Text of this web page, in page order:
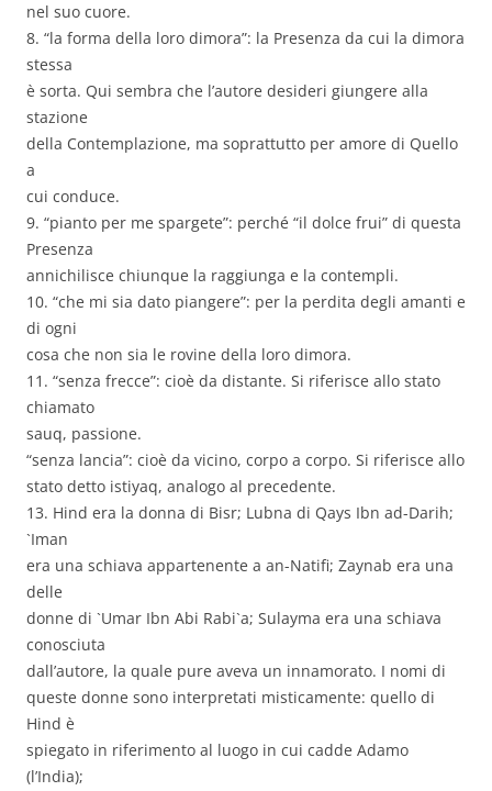
nel suo cuore.
8. “la forma della loro dimora”: la Presenza da cui la dimora
stessa
è sorta. Qui sembra che l’autore desideri giungere alla
stazione
della Contemplazione, ma soprattutto per amore di Quello
a
cui conduce.
9. “pianto per me spargete”: perché “il dolce frui” di questa
Presenza
annichilisce chiunque la raggiunga e la contempli.
10. “che mi sia dato piangere”: per la perdita degli amanti e
di ogni
cosa che non sia le rovine della loro dimora.
11. “senza frecce”: cioè da distante. Si riferisce allo stato
chiamato
sauq, passione.
“senza lancia”: cioè da vicino, corpo a corpo. Si riferisce allo
stato detto istiyaq, analogo al precedente.
13. Hind era la donna di Bisr; Lubna di Qays Ibn ad-Darih;
`Iman
era una schiava appartenente a an-Natifi; Zaynab era una
delle
donne di `Umar Ibn Abi Rabi`a; Sulayma era una schiava
conosciuta
dall’autore, la quale pure aveva un innamorato. I nomi di
queste donne sono interpretati misticamente: quello di
Hind è
spiegato in riferimento al luogo in cui cadde Adamo
(l’India);